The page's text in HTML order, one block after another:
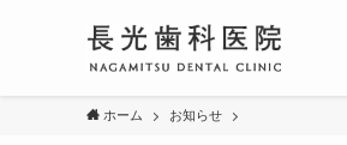
ホーム お知らせ